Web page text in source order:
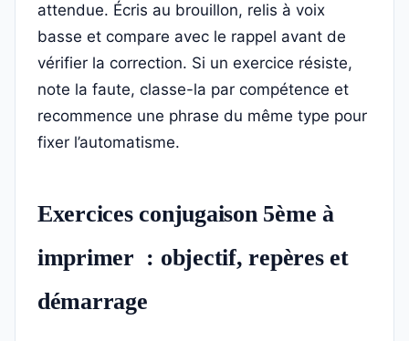
attendue. Écris au brouillon, relis à voix
basse et compare avec le rappel avant de
vérifier la correction. Si un exercice résiste,
note la faute, classe-la par compétence et
recommence une phrase du même type pour
fixer l’automatisme.
Exercices conjugaison 5ème à
imprimer : objectif, repères et
démarrage